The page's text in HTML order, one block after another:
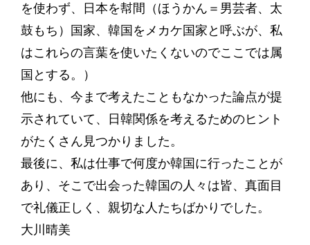
を使わず、日本を幇間（ほうかん＝男芸者、太
鼓もち）国家、韓国をメカケ国家と呼ぶが、私
はこれらの言葉を使いたくないのでここでは属
国とする。）
他にも、今まで考えたこともなかった論点が提
示されていて、日韓関係を考えるためのヒント
がたくさん見つかりました。
最後に、私は仕事で何度か韓国に行ったことが
あり、そこで出会った韓国の人々は皆、真面目
で礼儀正しく、親切な人たちばかりでした。
大川晴美